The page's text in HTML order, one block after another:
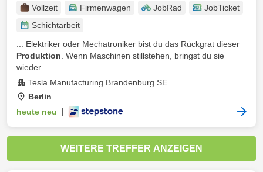
Vollzeit Firmenwagen JobRad
JobTicket
Schichtarbeit
... Elektriker oder Mechatroniker bist du das Rückgrat dieser
Produktion . Wenn Maschinen stillstehen, bringst du sie
wieder ...
Tesla Manufacturing Brandenburg SE
Berlin
heute neu
WEITERE TREFFER ANZEIGEN